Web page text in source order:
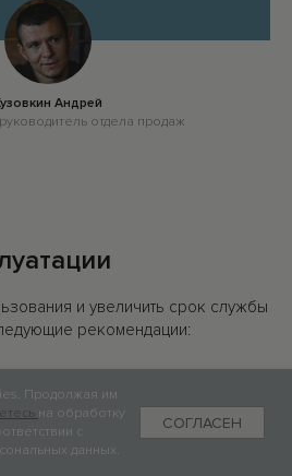
Андрей
отдела продаж
и увеличить срок службы
рекомендации:
элементы в сухом состоянии,
помещение для удаления
установки протапливайте
Продолжая им
на обработку
с
данных.
СОГЛАСЕН